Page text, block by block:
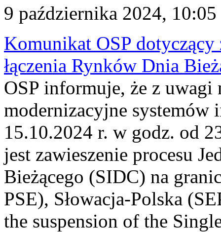
9 października 2024, 10:05
Komunikat OSP dotyczący
łączenia Rynków Dnia
OSP informuje, że z uwagi
modernizacyjne
15.10.2024 r. w godz. od
jest zawieszenie procesu
Bieżącego (SIDC) na
PSE), Słowacja-Polska
the suspension of the